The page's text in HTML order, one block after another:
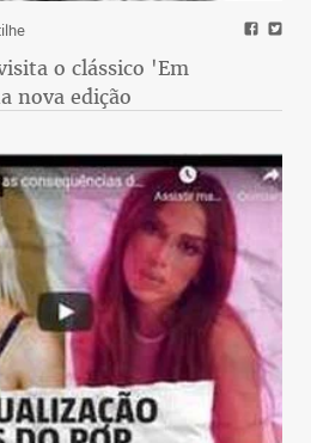
o clássico 'Em
nova edição